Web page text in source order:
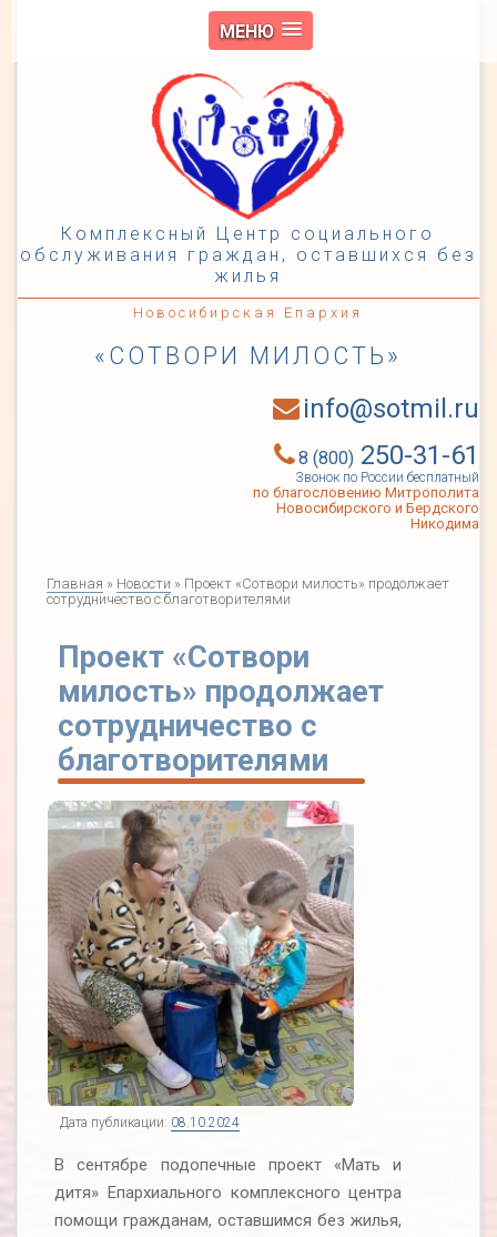
МЕНЮ
Комплексный Центр социального
обслуживания граждан, оставшихся без
жилья
Новосибирская Епархия
«СОТВОРИ МИЛОСТЬ»
info@sotmil.ru
8 (800)250-31-61
Звонок по России бесплатный
по благословению Митрополита
Новосибирского и Бердского
Никодима
Главная » Новости » Проект «Сотвори милость» продолжает
сотрудничество с благотворителями
Проект «Сотвори
милость» продолжает
сотрудничество с
благотворителями
Дата публикации: 08.10.2024
В сентябре подопечные проект «Мать и
дитя» Епархиального комплексного центра
помощи гражданам, оставшимся без жилья,